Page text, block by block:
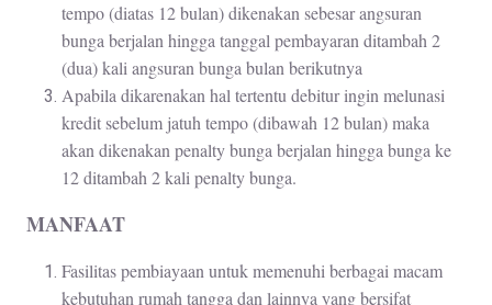
tempo (diatas 12 bulan) dikenakan sebesar angsuran
bunga berjalan hingga tanggal pembayaran ditambah 2
(dua) kali angsuran bunga bulan berikutnya
Apabila dikarenakan hal tertentu debitur ingin melunasi
kredit sebelum jatuh tempo (dibawah 12 bulan) maka
akan dikenakan penalty bunga berjalan hingga bunga ke
12 ditambah 2 kali penalty bunga.
MANFAAT
Fasilitas pembiayaan untuk memenuhi berbagai macam
kebutuhan rumah tangga dan lainnya yang bersifat